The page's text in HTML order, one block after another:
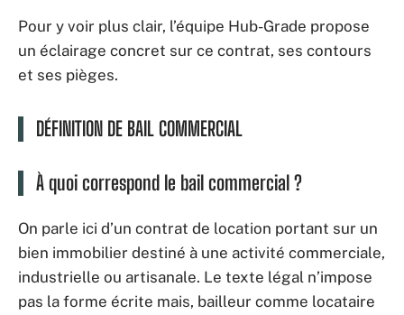
Pour y voir plus clair, l’équipe Hub-Grade propose
un éclairage concret sur ce contrat, ses contours
et ses pièges.
DÉFINITION DE BAIL COMMERCIAL
À quoi correspond le bail commercial ?
On parle ici d’un contrat de location portant sur un
bien immobilier destiné à une activité commerciale,
industrielle ou artisanale. Le texte légal n’impose
pas la forme écrite mais, bailleur comme locataire